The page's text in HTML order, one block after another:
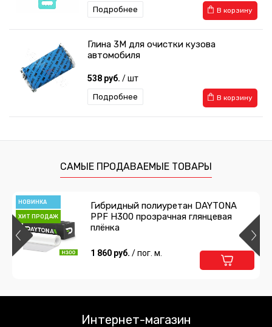
В корзину
Подробнее
Глина 3М для очистки кузова
автомобиля
538 руб. / шт
В корзину
Подробнее
6 366 руб./ шт
Капот
1 581 руб./ шт
В корзину
стенд для тонировочной пленки
САМЫЕ ПРОДАВАЕМЫЕ ТОВАРЫ
НОВИНКА
ХИТ ПРОДАЖ
Гибридный полиуретан DAYTONA
PPF H300 прозрачная глянцевая
плёнка
1 860 руб. / пог. м.
Интернет-магазин